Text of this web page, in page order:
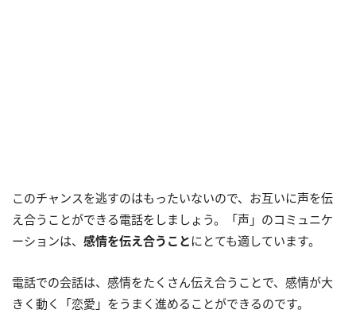
このチャンスを逃すのはもったいないので、お互いに声を伝
え合うことができる電話をしましょう。「声」のコミュニケ
ーションは、 感情を伝え合うことにとても適しています。
電話での会話は、感情をたくさん伝え合うことで、感情が大
きく動く「恋愛」をうまく進めることができるのです。